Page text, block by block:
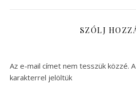
SZÓLJ
Az e-mail címet nem tesszük közzé.
karakterrel jelöltük